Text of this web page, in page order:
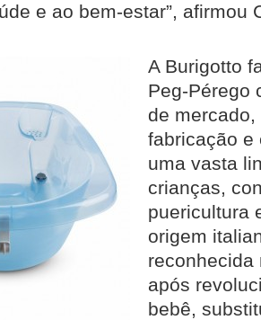
e ao bem-estar”, afirmou
A Burigotto
Peg-Pérego
de
fabricação e
uma vasta
crianças,
puericultura
origem
reconhecida
após
bebê,